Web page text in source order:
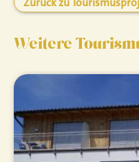
Weitere